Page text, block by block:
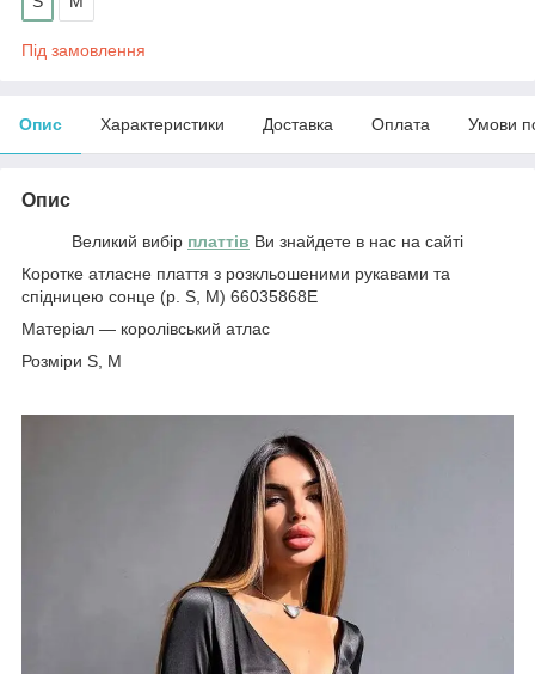
Під замовлення
Опис Характеристики Доставка Оплата Умови
Опис
Великий вибір платтів Ви знайдете в нас на сайті
Коротке атласне плаття з розкльошеними рукавами та
спідницею сонце (р. S, M) 66035868Е
Матеріал — королівський атлас
Розміри S, M